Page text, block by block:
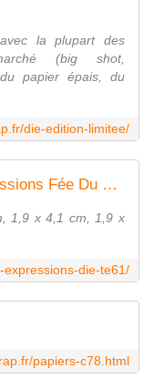
la plupart des
(big shot,
papier épais, du
die-edition-limitee/
Dies Mini Leaves Taylored Expressions Fée Du Scrap
1,9 x 4,1 cm, 1,9 x
expressions-die-te61/
papiers-c78.html